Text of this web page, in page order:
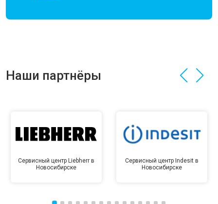
Наши партнёры
Сервисный центр Liebherr в
Новосибирске
Сервисный центр Indesit в
Новосибирске